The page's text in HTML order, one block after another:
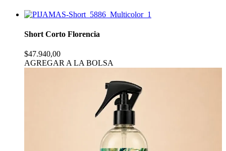
Short Corto Florencia
$47.940,00
AGREGAR A LA BOLSA